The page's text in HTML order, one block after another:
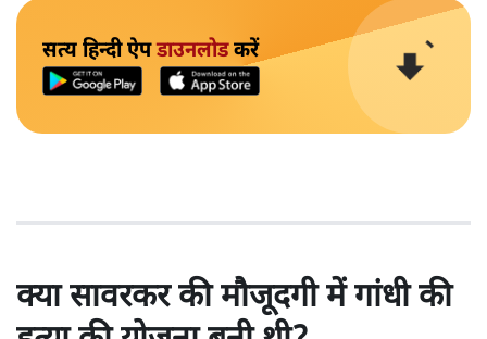
सत्य हिन्दी ऐपडाउनलोडकरें
क्या सावरकर की मौजूदगी में गांधी की